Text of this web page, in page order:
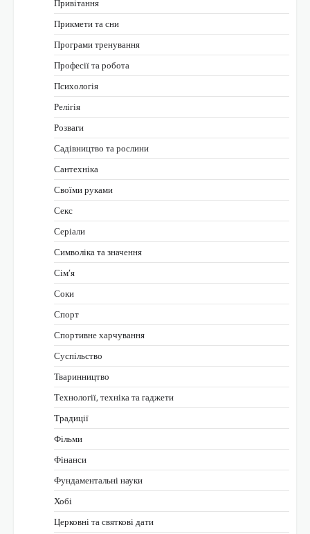
Прикмети та сни
Програми тренування
Професії та робота
Психологія
Релігія
Розваги
Садівництво та рослини
Сантехніка
Своїми руками
Секс
Серіали
Символіка та значення
Сім’я
Соки
Спорт
Спортивне харчування
Суспільство
Тваринництво
Технології, техніка та гаджети
Традиції
Фільми
Фінанси
Фундаментальні науки
Хобі
Церковні та святкові дати